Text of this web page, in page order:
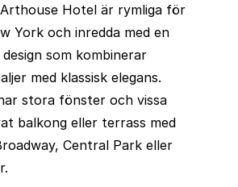
Hotel är rymliga för
York och inredda med en
som kombinerar
med klassisk elegans.
stora fönster och vissa
balkong eller terrass med
Central Park eller